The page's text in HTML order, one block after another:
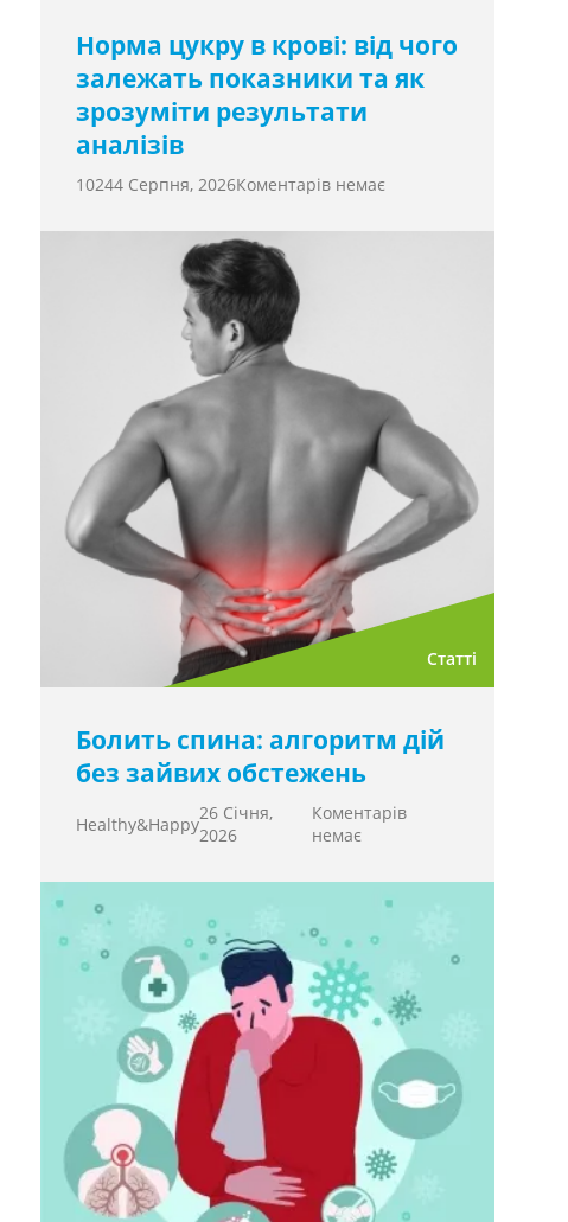
Норма цукру в крові: від чого
залежать показники та як
зрозуміти результати
аналізів
10244 Серпня, 2026Коментарів немає
Статті
Болить спина: алгоритм дій
без зайвих обстежень
Healthy&Happy26 Січня,
2026
Коментарів
немає